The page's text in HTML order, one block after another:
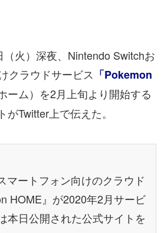
？
火）深夜、Nintendo Switchお
クラウドサービス 「Pokemon
ーム）を2月上旬より開始する
Twitter上で伝えた。
マートフォン向けのクラウド
HOME』が2020年2月サービ
本日公開された公式サイトを